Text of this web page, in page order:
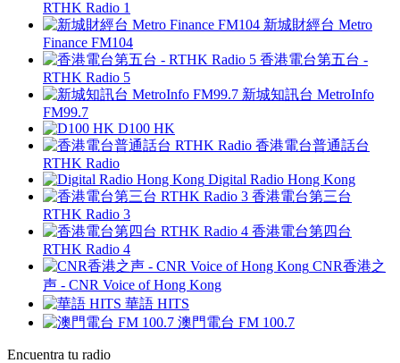
RTHK Radio 1
新城財經台 Metro
Finance FM104
香港電台第五台 -
RTHK Radio 5
新城知訊台 MetroInfo
FM99.7
D100 HK
香港電台普通話台
RTHK Radio
Digital Radio Hong Kong
香港電台第三台
RTHK Radio 3
香港電台第四台
RTHK Radio 4
CNR香港之
声 - CNR Voice of Hong Kong
華語 HITS
澳門電台 FM 100.7
Encuentra tu radio